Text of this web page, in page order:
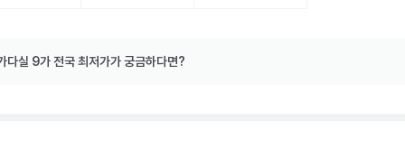
다실 9가 전국 최저가가 궁금하다면?